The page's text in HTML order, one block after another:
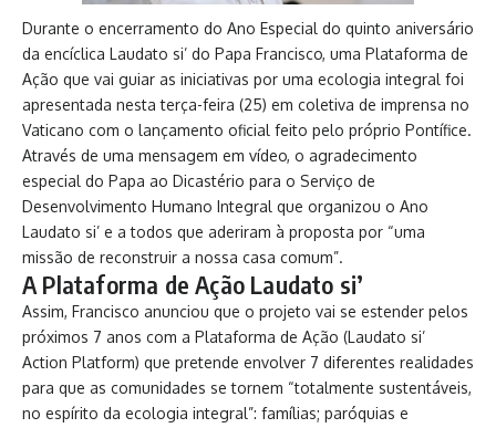
Durante o encerramento do Ano Especial do quinto aniversário
da encíclica Laudato si’ do Papa Francisco, uma Plataforma de
Ação que vai guiar as iniciativas por uma ecologia integral foi
apresentada nesta terça-feira (25) em coletiva de imprensa no
Vaticano com o lançamento oficial feito pelo próprio Pontífice.
Através de uma mensagem em vídeo, o agradecimento
especial do Papa ao Dicastério para o Serviço de
Desenvolvimento Humano Integral que organizou o Ano
Laudato si’ e a todos que aderiram à proposta por “uma
missão de reconstruir a nossa casa comum”.
A Plataforma de Ação Laudato si’
Assim, Francisco anunciou que o projeto vai se estender pelos
próximos 7 anos com a Plataforma de Ação (Laudato si’
Action Platform) que pretende envolver 7 diferentes realidades
para que as comunidades se tornem “totalmente sustentáveis,
no espírito da ecologia integral”: famílias; paróquias e